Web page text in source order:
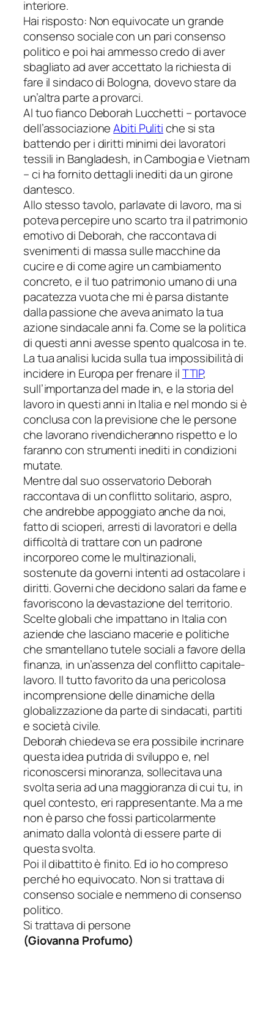
interiore.
Hai risposto: Non equivocate un grande
consenso sociale con un pari consenso
politicoe poi hai ammessocredo di aver
sbagliato ad aver accettato la richiesta di
fare il sindaco di Bologna, dovevo stare da
un’altra parte a provarci.
Al tuo fianco Deborah Lucchetti – portavoce
dell’associazioneAbiti Pulitiche si sta
battendo per i diritti minimi dei lavoratori
tessili in Bangladesh, in Cambogia e Vietnam
– ci ha fornito dettagli inediti da un girone
dantesco.
Allo stesso tavolo, parlavate di lavoro, ma si
poteva percepire uno scarto tra il patrimonio
emotivo di Deborah, che raccontava di
svenimenti di massa sulle macchine da
cucire e di come agire un cambiamento
concreto, e il tuo patrimonio umano di una
pacatezza vuota che mi è parsa distante
dalla passione che aveva animato la tua
azione sindacale anni fa. Come se la politica
di questi anni avesse spento qualcosa in te.
La tua analisi lucida sulla tua impossibilità di
incidere in Europa per frenare ilTTIP,
sull’importanza del made in, e la storia del
lavoro in questi anni in Italia e nel mondo si è
conclusa con la previsione che le persone
che lavorano rivendicheranno rispetto e lo
faranno con strumenti inediti in condizioni
mutate.
Mentre dal suo osservatorio Deborah
raccontava di un conflitto solitario, aspro,
che andrebbe appoggiato anche da noi,
fatto di scioperi, arresti di lavoratori e della
difficoltà di trattare con un padrone
incorporeo come le multinazionali,
sostenute da governi intenti ad ostacolare i
diritti. Governi che decidono salari da fame e
favoriscono la devastazione del territorio.
Scelte globali che impattano in Italia con
aziende che lasciano macerie e politiche
che smantellano tutele sociali a favore della
finanza, in un’assenza del conflitto capitale-
lavoro. Il tutto favorito da una pericolosa
incomprensione delle dinamiche della
globalizzazione da parte di sindacati, partiti
e società civile.
Deborah chiedeva se era possibile incrinare
questa idea putridadi sviluppo e, nel
riconoscersi minoranza, sollecitava una
svolta seria ad una maggioranza di cui tu, in
quel contesto, eri rappresentante. Ma a me
non è parso che fossi particolarmente
animato dalla volontà di essere parte di
questa svolta.
Poi il dibattito è finito. Ed io ho compreso
perché hoequivocato. Non si trattava di
consenso socialee nemmenodi consenso
politico.
Si trattava di persone
(Giovanna Profumo)